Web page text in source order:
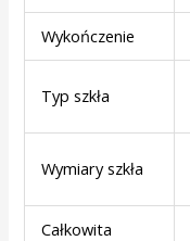
Wykończenie
Typ szkła
Wymiary szkła
Całkowita